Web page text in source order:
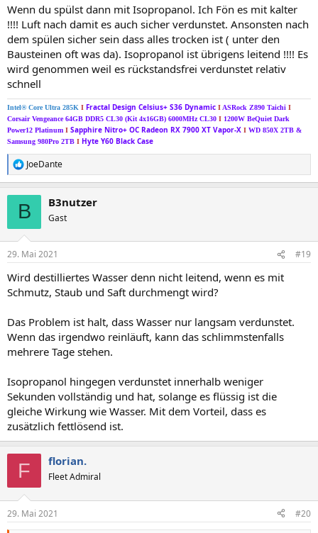
:
Wenn du spülst dann mit Isopropanol. Ich Fön es mit kalter
!!!! Luft nach damit es auch sicher verdunstet. Ansonsten nach
dem spülen sicher sein dass alles trocken ist ( unter den
Bausteinen oft was da). Isopropanol ist übrigens leitend !!!! Es
wird genommen weil es rückstandsfrei verdunstet relativ
schnell
Intel® Core Ultra 285K I Fractal Design Celsius+ S36 Dynamic I ASRock Z890 Taichi I
Corsair Vengeance 64GB DDR5 CL30 (Kit 4x16GB) 6000MHz CL30 I 1200W BeQuiet Dark
Power12 Platinum I Sapphire Nitro+ OC Radeon RX 7900 XT Vapor-X I WD 850X 2TB &
Samsung 980Pro 2TB I Hyte Y60 Black Case
R
e
e
:
JoeDante
B B3nutzer
Gast
29. Mai 2021 #19
Wird destilliertes Wasser denn nicht leitend, wenn es mit
Schmutz, Staub und Saft durchmengt wird?
Das Problem ist halt, dass Wasser nur langsam verdunstet.
Wenn das irgendwo reinläuft, kann das schlimmstenfalls
mehrere Tage stehen.
Isopropanol hingegen verdunstet innerhalb weniger
Sekunden vollständig und hat, solange es flüssig ist die
gleiche Wirkung wie Wasser. Mit dem Vorteil, dass es
zusätzlich fettlösend ist.
F florian.
Fleet Admiral
29. Mai 2021 #20